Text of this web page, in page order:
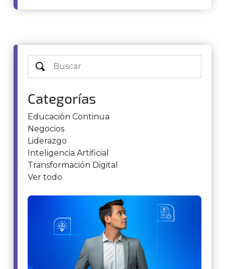
Categorías
Educación Continua
Negocios
Liderazgo
Inteligencia Artificial
Transformación Digital
Ver todo